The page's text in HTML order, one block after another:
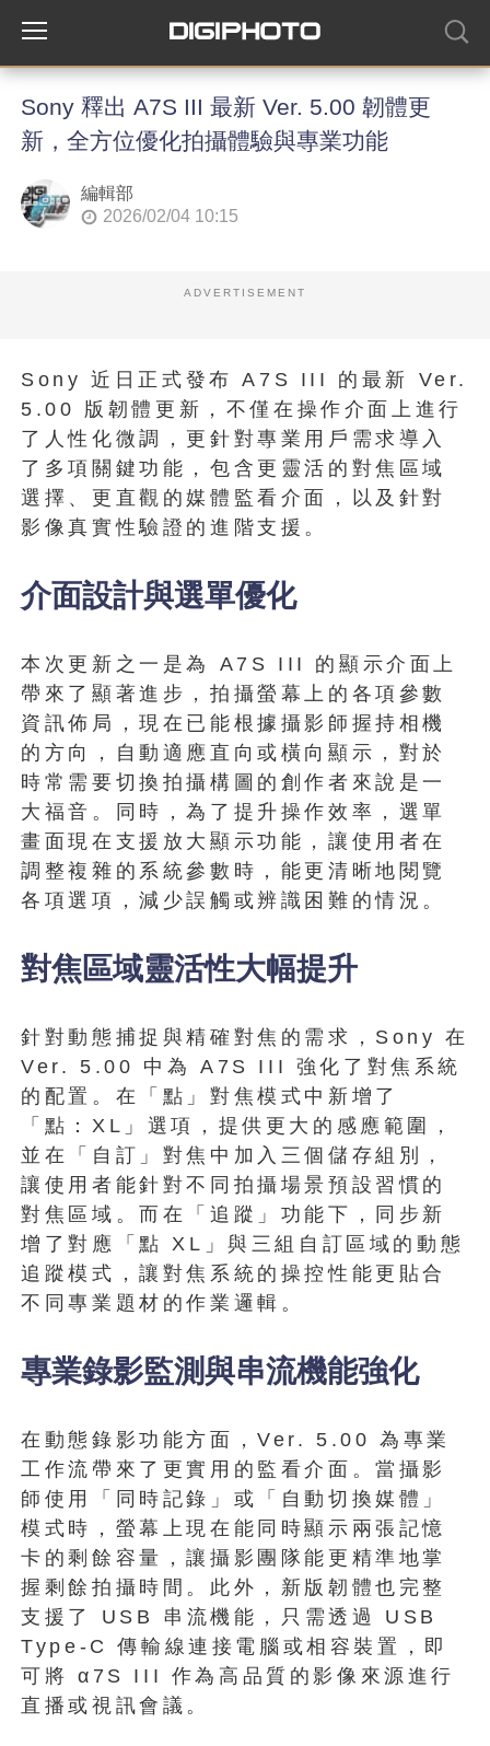
Sony 釋出 A7S III 最新 Ver. 5.00 韌體更
新，全方位優化拍攝體驗與專業功能
編輯部
2026/02/04 10:15
ADVERTISEMENT
Sony 近日正式發布 A7S III 的最新 Ver.
5.00 版韌體更新，不僅在操作介面上進行
了人性化微調，更針對專業用戶需求導入
了多項關鍵功能，包含更靈活的對焦區域
選擇、更直觀的媒體監看介面，以及針對
影像真實性驗證的進階支援。
介面設計與選單優化
本次更新之一是為 A7S III 的顯示介面上
帶來了顯著進步，拍攝螢幕上的各項參數
資訊佈局，現在已能根據攝影師握持相機
的方向，自動適應直向或橫向顯示，對於
時常需要切換拍攝構圖的創作者來說是一
大福音。同時，為了提升操作效率，選單
畫面現在支援放大顯示功能，讓使用者在
調整複雜的系統參數時，能更清晰地閱覽
各項選項，減少誤觸或辨識困難的情況。
對焦區域靈活性大幅提升
針對動態捕捉與精確對焦的需求，Sony 在
Ver. 5.00 中為 A7S III 強化了對焦系統
的配置。在「點」對焦模式中新增了
「點：XL」選項，提供更大的感應範圍，
並在「自訂」對焦中加入三個儲存組別，
讓使用者能針對不同拍攝場景預設習慣的
對焦區域。而在「追蹤」功能下，同步新
增了對應「點 XL」與三組自訂區域的動態
追蹤模式，讓對焦系統的操控性能更貼合
不同專業題材的作業邏輯。
專業錄影監測與串流機能強化
在動態錄影功能方面，Ver. 5.00 為專業
工作流帶來了更實用的監看介面。當攝影
師使用「同時記錄」或「自動切換媒體」
模式時，螢幕上現在能同時顯示兩張記憶
卡的剩餘容量，讓攝影團隊能更精準地掌
握剩餘拍攝時間。此外，新版韌體也完整
支援了 USB 串流機能，只需透過 USB
Type-C 傳輸線連接電腦或相容裝置，即
可將 α7S III 作為高品質的影像來源進行
直播或視訊會議。